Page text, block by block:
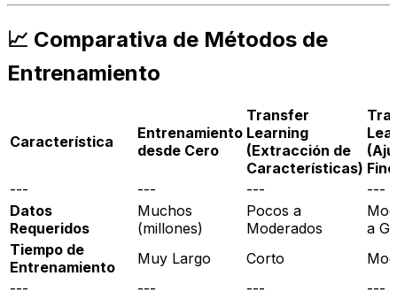
📈 Comparativa de Métodos de
Entrenamiento
Característica
Entrenamiento
desde Cero
Transfer
Learning
(Extracción de
Características)
---
--- ---
---
Datos
Requeridos
Muchos
(millones)
Pocos a
Moderados
a
Tiempo de
Entrenamiento
Muy Largo Corto
---
--- ---
---